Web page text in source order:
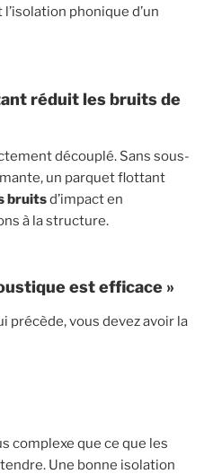
phonique d’un
réduit les bruits de
découplé. Sans sous-
un parquet flottant
bruitsd’impact en
à la structure.
est efficace »
précède, vous devez avoir la
complexe que ce que les
Une bonne isolation